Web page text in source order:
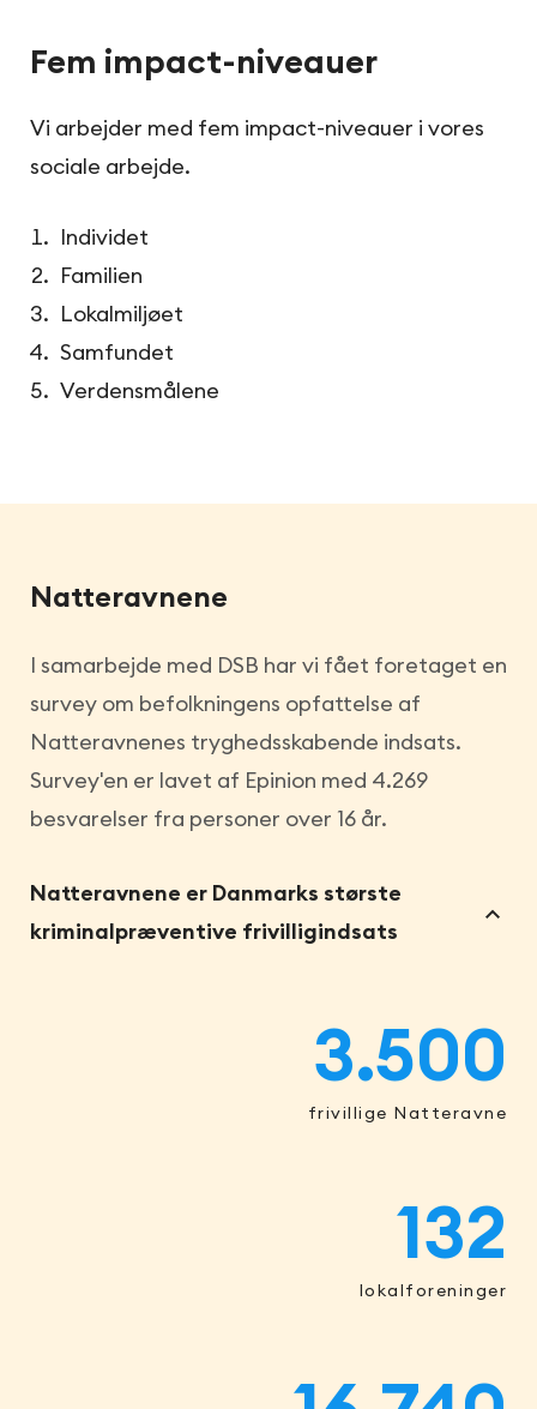
Fem impact-niveauer
Vi arbejder med fem impact-niveauer i vores
sociale arbejde.
Individet
Familien
Lokalmiljøet
Samfundet
Verdensmålene
Natteravnene
I samarbejde med DSB har vi fået foretaget en
survey om befolkningens opfattelse af
Natteravnenes tryghedsskabende indsats.
Survey'en er lavet af Epinion med 4.269
besvarelser fra personer over 16 år.
Natteravnene er Danmarks største
kriminalpræventive frivilligindsats
3.500
frivillige Natteravne
132
lokalforeninger